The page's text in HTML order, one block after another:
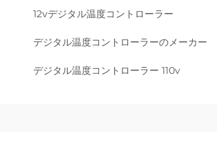
12vデジタル温度コントローラー
デジタル温度コントローラーのメーカー
デジタル温度コントローラー 110v